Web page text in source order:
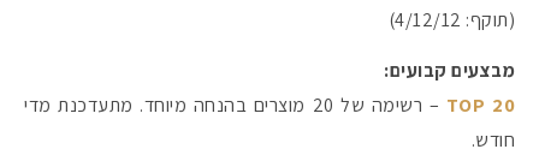
(תוקף: 4/12/12)
מבצעים קבועים:
TOP 20
– רשימה של 20 מוצרים בהנחה מיוחד. מתעדכנת מדי
חודש.